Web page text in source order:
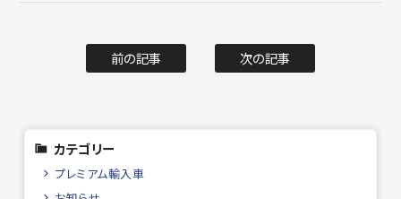
前の記事 次の記事
カテゴリー
プレミアム輸入車